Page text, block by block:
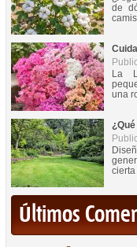
de
La
una
Últimos